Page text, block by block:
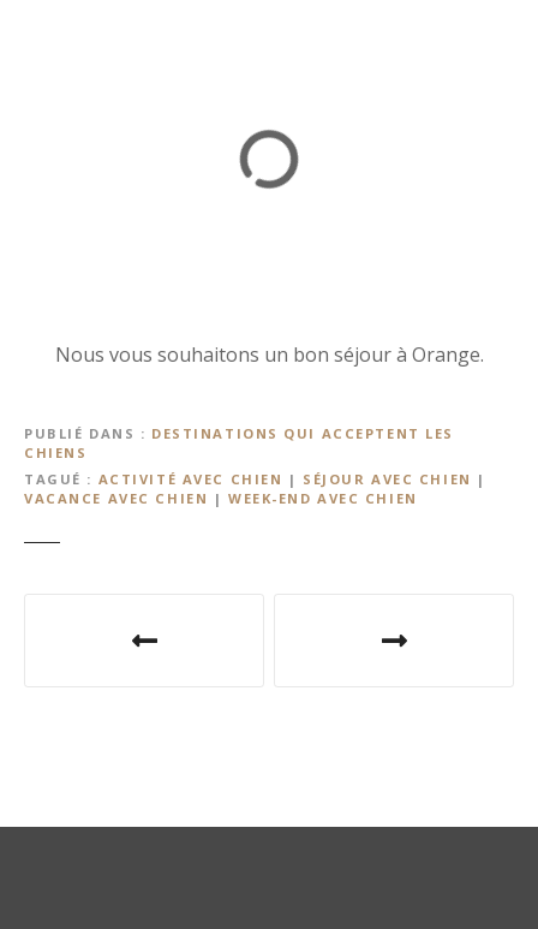
Nous vous souhaitons un bon séjour à Orange.
PUBLIÉ DANS
DESTINATIONS QUI ACCEPTENT LES
CHIENS
TAGUÉ
ACTIVITÉ AVEC CHIEN | SÉJOUR AVEC CHIEN |
VACANCE AVEC CHIEN | WEEK-END AVEC CHIEN